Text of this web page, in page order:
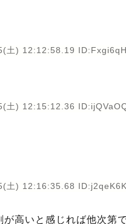
土) 12:12:58.19
土) 12:15:12.36
土) 12:16:35.68
高いと感じれば他次第